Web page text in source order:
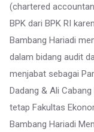
(chartered
BPK dari BPK RI
Bambang Hariadi
dalam bidang audit
menjabat sebagai
Dadang & Ali
tetap Fakultas
Bambang Hariadi